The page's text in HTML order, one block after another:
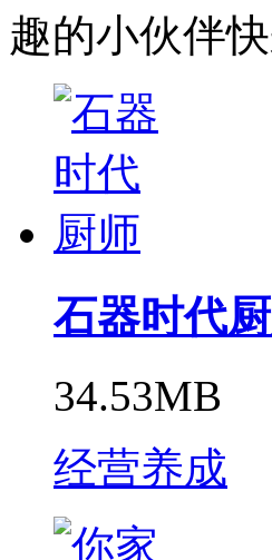
趣的小伙伴
石器时代
34.53MB
经营养成